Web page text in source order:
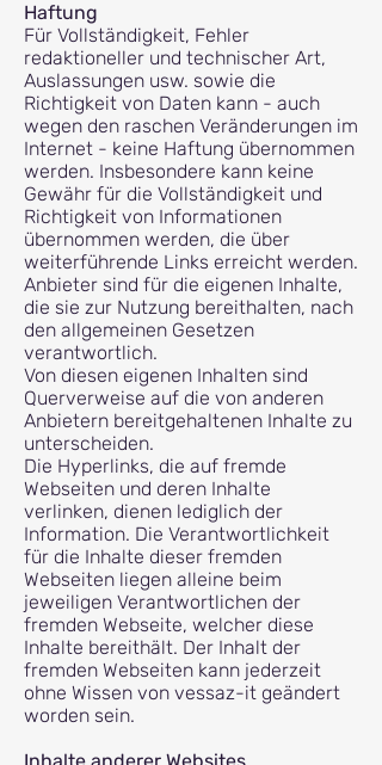
Haftung
Für Vollständigkeit, Fehler
redaktioneller und technischer Art,
Auslassungen usw. sowie die
Richtigkeit von Daten kann - auch
wegen den raschen Veränderungen im
Internet - keine Haftung übernommen
werden. Insbesondere kann keine
Gewähr für die Vollständigkeit und
Richtigkeit von Informationen
übernommen werden, die über
weiterführende Links erreicht werden.
Anbieter sind für die eigenen Inhalte,
die sie zur Nutzung bereithalten, nach
den allgemeinen Gesetzen
verantwortlich.
Von diesen eigenen Inhalten sind
Querverweise auf die von anderen
Anbietern bereitgehaltenen Inhalte zu
unterscheiden.
Die Hyperlinks, die auf fremde
Webseiten und deren Inhalte
verlinken, dienen lediglich der
Information. Die Verantwortlichkeit
für die Inhalte dieser fremden
Webseiten liegen alleine beim
jeweiligen Verantwortlichen der
fremden Webseite, welcher diese
Inhalte bereithält. Der Inhalt der
fremden Webseiten kann jederzeit
ohne Wissen von vessaz-it geändert
worden sein.